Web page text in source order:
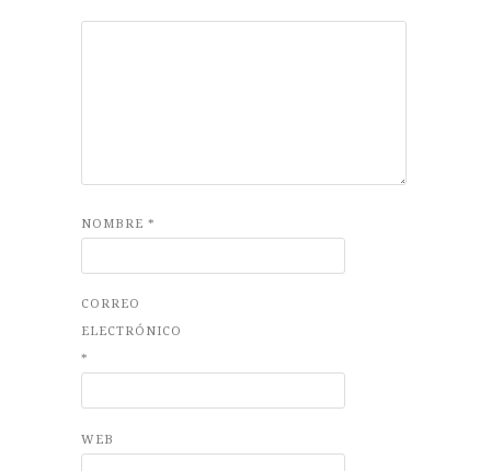
NOMBRE *
CORREO
ELECTRÓNICO
*
WEB